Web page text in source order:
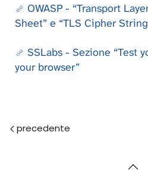
OWASP - “Transport
Sheet” e “TLS Cipher
SSLabs - Sezione “Test
your browser”